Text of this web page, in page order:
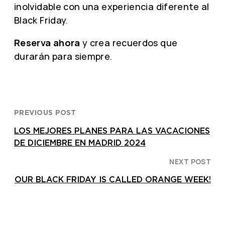
inolvidable con una experiencia diferente al
Black Friday.
Reserva ahora y crea recuerdos que
durarán para siempre.
PREVIOUS POST
LOS MEJORES PLANES PARA LAS VACACIONES
DE DICIEMBRE EN MADRID 2024
NEXT POST
OUR BLACK FRIDAY IS CALLED ORANGE WEEK!